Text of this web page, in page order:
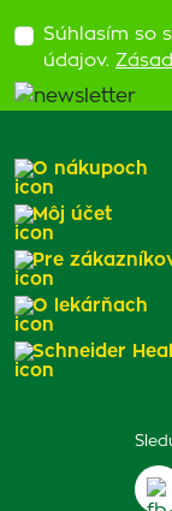
Súhlasím so
údajov.
O nákupoch
Môj účet
Pre
O lekárňach
Schneider